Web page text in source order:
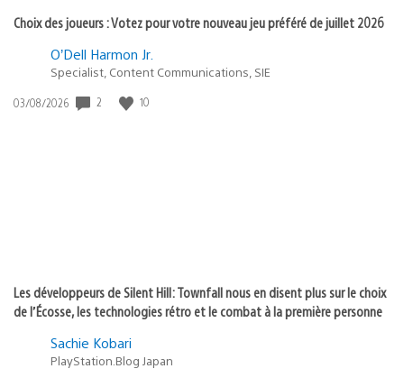
Choix des joueurs : Votez pour votre nouveau jeu préféré de juillet 2026
O’Dell Harmon Jr.
Specialist, Content Communications, SIE
Date
03/08/2026 2 10
Les développeurs de Silent Hill: Townfall nous en disent plus sur le choix
de l’Écosse, les technologies rétro et le combat à la première personne
Sachie Kobari
PlayStation.Blog Japan